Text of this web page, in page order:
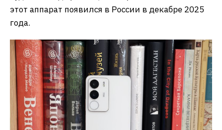
этот аппарат появился в России в декабре 2025
года.